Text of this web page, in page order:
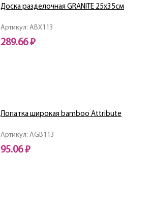
Артикул: ABX113
Доска разделочная GRANITE 25х35см
289.66 ₽
Артикул: AGB113
Лопатка широкая bamboo Attribute
95.06 ₽